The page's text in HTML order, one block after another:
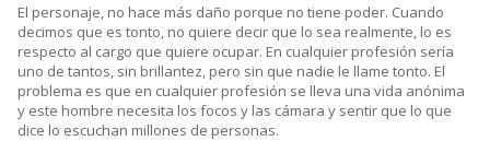
El personaje, no hace más daño porque no tiene poder. Cuando
decimos que es tonto, no quiere decir que lo sea realmente, lo es
respecto al cargo que quiere ocupar. En cualquier profesión sería
uno de tantos, sin brillantez, pero sin que nadie le llame tonto. El
problema es que en cualquier profesión se lleva una vida anónima
y este hombre necesita los focos y las cámara y sentir que lo que
dice lo escuchan millones de personas.